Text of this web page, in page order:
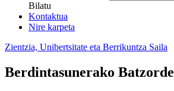
Bilatu
Kontaktua
Nire karpeta
Zientzia, Unibertsitate eta Berrikuntza Saila
Berdintasunerako